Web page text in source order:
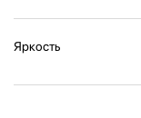
Яркость